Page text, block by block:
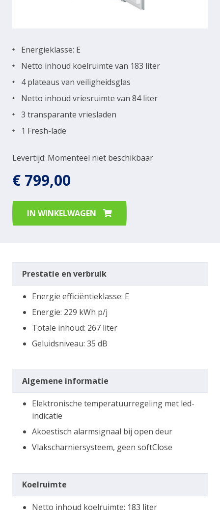
Levertijd: Momenteel niet beschikbaar
Energieklasse: E
Netto inhoud koelruimte van 183 liter
4 plateaus van veiligheidsglas
Netto inhoud vriesruimte van 84 liter
3 transparante vriesladen
1 Fresh-lade
€ 799,00
IN WINKELWAGEN
Prestatie en verbruik
Energie efficiëntieklasse: E
Energie: 229 kWh p/j
Totale inhoud: 267 liter
Geluidsniveau: 35 dB
Algemene informatie
Elektronische temperatuurregeling met led-
indicatie
Akoestisch alarmsignaal bij open deur
Vlakscharniersysteem, geen softClose
Koelruimte
Netto inhoud koelruimte: 183 liter